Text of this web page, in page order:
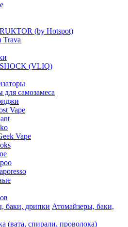
(by Hotspot)
Trava
(VLIQ)
для самозамеса
Vape
Vape
Атомайзеры, баки,